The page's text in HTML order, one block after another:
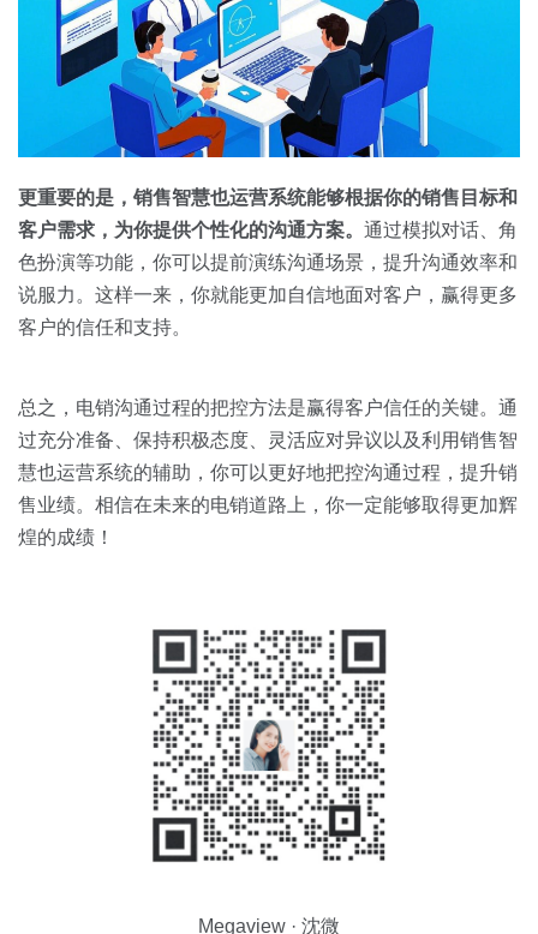
更重要的是，销售智慧也运营系统能够根据你的销售目标和
客户需求，为你提供个性化的沟通方案。 通过模拟对话、角
色扮演等功能，你可以提前演练沟通场景，提升沟通效率和
说服力。这样一来，你就能更加自信地面对客户，赢得更多
客户的信任和支持。
总之，电销沟通过程的把控方法是赢得客户信任的关键。通
过充分准备、保持积极态度、灵活应对异议以及利用销售智
慧也运营系统的辅助，你可以更好地把控沟通过程，提升销
售业绩。相信在未来的电销道路上，你一定能够取得更加辉
煌的成绩！
Megaview · 沈微